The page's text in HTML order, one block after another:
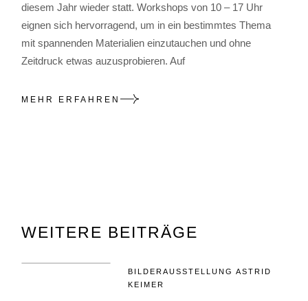
diesem Jahr wieder statt. Workshops von 10 – 17 Uhr
eignen sich hervorragend, um in ein bestimmtes Thema
mit spannenden Materialien einzutauchen und ohne
Zeitdruck etwas auzusprobieren. Auf
MEHR ERFAHREN
WEITERE BEITRÄGE
BILDERAUSSTELLUNG ASTRID
KEIMER